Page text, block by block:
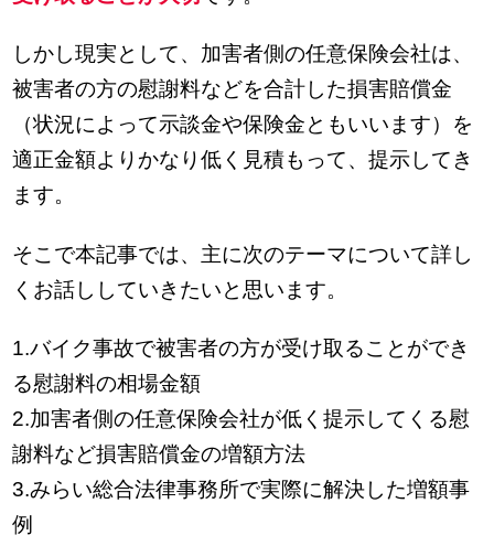
しかし現実として、加害者側の任意保険会社は、
被害者の方の慰謝料などを合計した損害賠償金
（状況によって示談金や保険金ともいいます）を
適正金額よりかなり低く見積もって、提示してき
ます。
そこで本記事では、主に次のテーマについて詳し
くお話ししていきたいと思います。
1.バイク事故で被害者の方が受け取ることができ
る慰謝料の相場金額
2.加害者側の任意保険会社が低く提示してくる慰
謝料など損害賠償金の増額方法
3.みらい総合法律事務所で実際に解決した増額事
例